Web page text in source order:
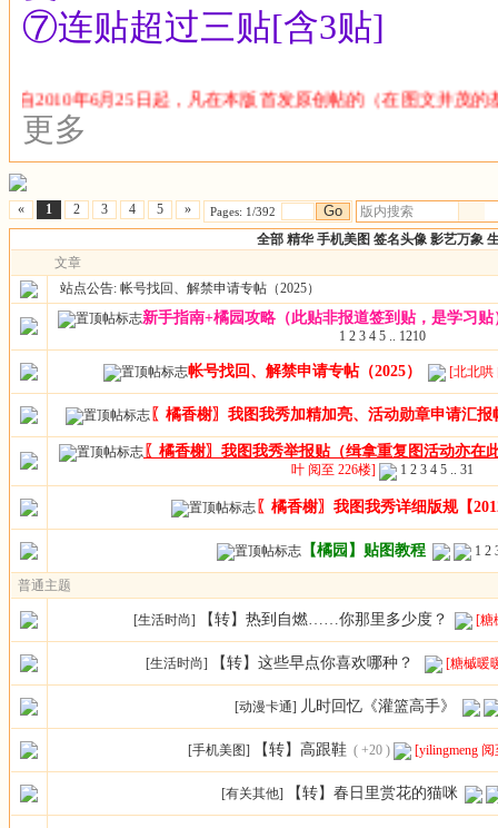
⑦连贴超过三贴[含3贴]
自2010年6月25日起，凡在本版首发原创帖的（在图文并
更多
« 1 2 3 4 5 » Pages: 1/392 Go
全部 精华 手机美图 签名头像 影艺万象
文章
站点公告: 帐号找回、解禁申请专帖（2025）
新手指南+橘园攻略（此贴非报道签到贴，是学习贴
1 2 3 4 5 .. 1210
帐号找回、解禁申请专帖（2025） [北北哄
〖橘香榭〗我图我秀加精加亮、活动勋章申请汇报
〖橘香榭〗我图我秀举报贴（缉拿重复图活动亦在
叶 阅至 226楼] 1 2 3 4 5 .. 31
〖橘香榭〗我图我秀详细版规【
【橘园】贴图教程 1 2
普通主题
[生活时尚] 【转】热到自燃……你那里多少度？ [糖
[生活时尚] 【转】这些早点你喜欢哪种？ ​​​​ [糖槭暖
[动漫卡通] 儿时回忆《灌篮高手》
[手机美图] 【转】高跟鞋 ( +20 ) [yilingmeng
[有关其他] 【转】春日里赏花的猫咪